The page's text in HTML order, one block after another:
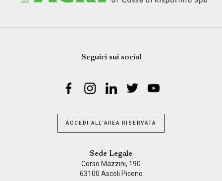
Seguici sui social
ACCEDI ALL'AREA RISERVATA
Sede Legale
Corso Mazzini, 190
63100 Ascoli Piceno